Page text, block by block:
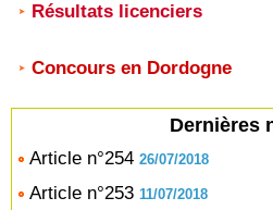
Résultats licenciers
Concours en Dordogne
Dernières
Article n°254 26/07/2018
Article n°253 11/07/2018